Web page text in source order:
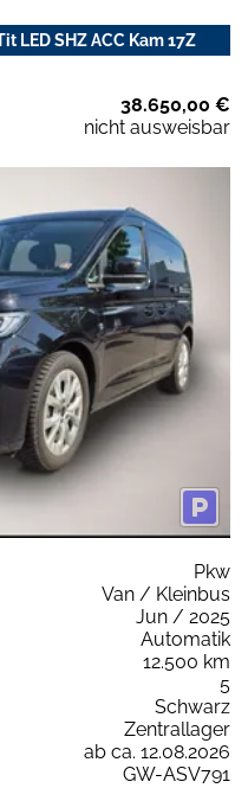
LED SHZ ACC Kam 17Z
38.650,00 €
nicht ausweisbar
Pkw
Van / Kleinbus
Jun / 2025
Automatik
12.500 km
5
Schwarz
Zentrallager
ab ca. 12.08.2026
GW-ASV791